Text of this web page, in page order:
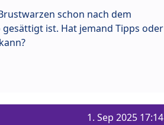
schon nach dem
ist. Hat jemand Tipps oder
1. Sep 2025 17:14